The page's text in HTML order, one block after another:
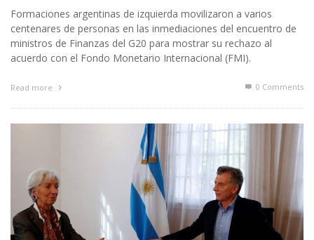
Formaciones argentinas de izquierda movilizaron a varios
centenares de personas en las inmediaciones del encuentro de
ministros de Finanzas del G20 para mostrar su rechazo al
acuerdo con el Fondo Monetario Internacional (FMI).
Read more 0 Comments